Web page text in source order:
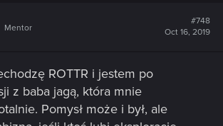
Mentor
#748
Oct 16, 2019
ROTTR i jestem po
z baba jagą, która mnie
Pomysł może i był, ale